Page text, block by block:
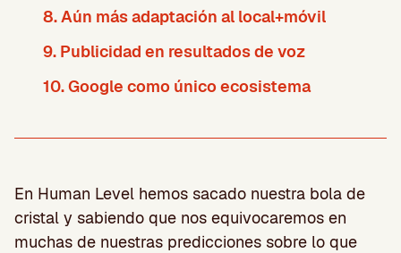
8. Aún más adaptación al local+móvil
9. Publicidad en resultados de voz
10. Google como único ecosistema
En Human Level hemos sacado nuestra bola de
cristal y sabiendo que nos equivocaremos en
muchas de nuestras predicciones sobre lo que